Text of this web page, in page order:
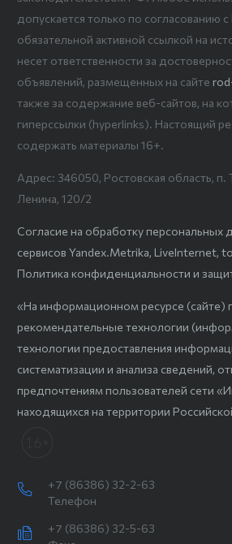
допускается только по согласованию
обязательной активной ссылкой на
несет ответственности за
объявлений, размещенных на сайте
также за содержание веб-сайтов, на
гиперссылки (hyperlinks). Настоящий
содержать материалы 16+.
Адрес: 346050, Ростовская область, п.
Ленина, 120/2
Согласие на обработку
сервисов Yandex.Metrika, LiveInternet,
Политика конфиденциальности и
«На информационном ресурсе (сайте)
рекомендательные технологии
технологии предоставления
систематизации и анализа сведений,
предпочтениям пользователей сети
находящихся на территории
+7 (86386) 32-2-63
Телефон
+7 (86386) 32-5-63